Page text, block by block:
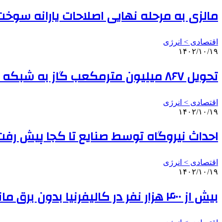
مالزی به مرحله نهایی اصلاحات یارانه
اقتصادی > انرژی
۱۴۰۲/۱۰/۱۹
تحویل ۸۶۷ میلیون مترمکعب گاز به شبکه سراسری
اقتصادی > انرژی
۱۴۰۲/۱۰/۱۹
احداث نیروگاه توسط صنایع تا کجا پیش
اقتصادی > انرژی
۱۴۰۲/۱۰/۱۹
بیش از ۴۰۰ هزار نفر در کالیفرنیا بدون برق ماندند